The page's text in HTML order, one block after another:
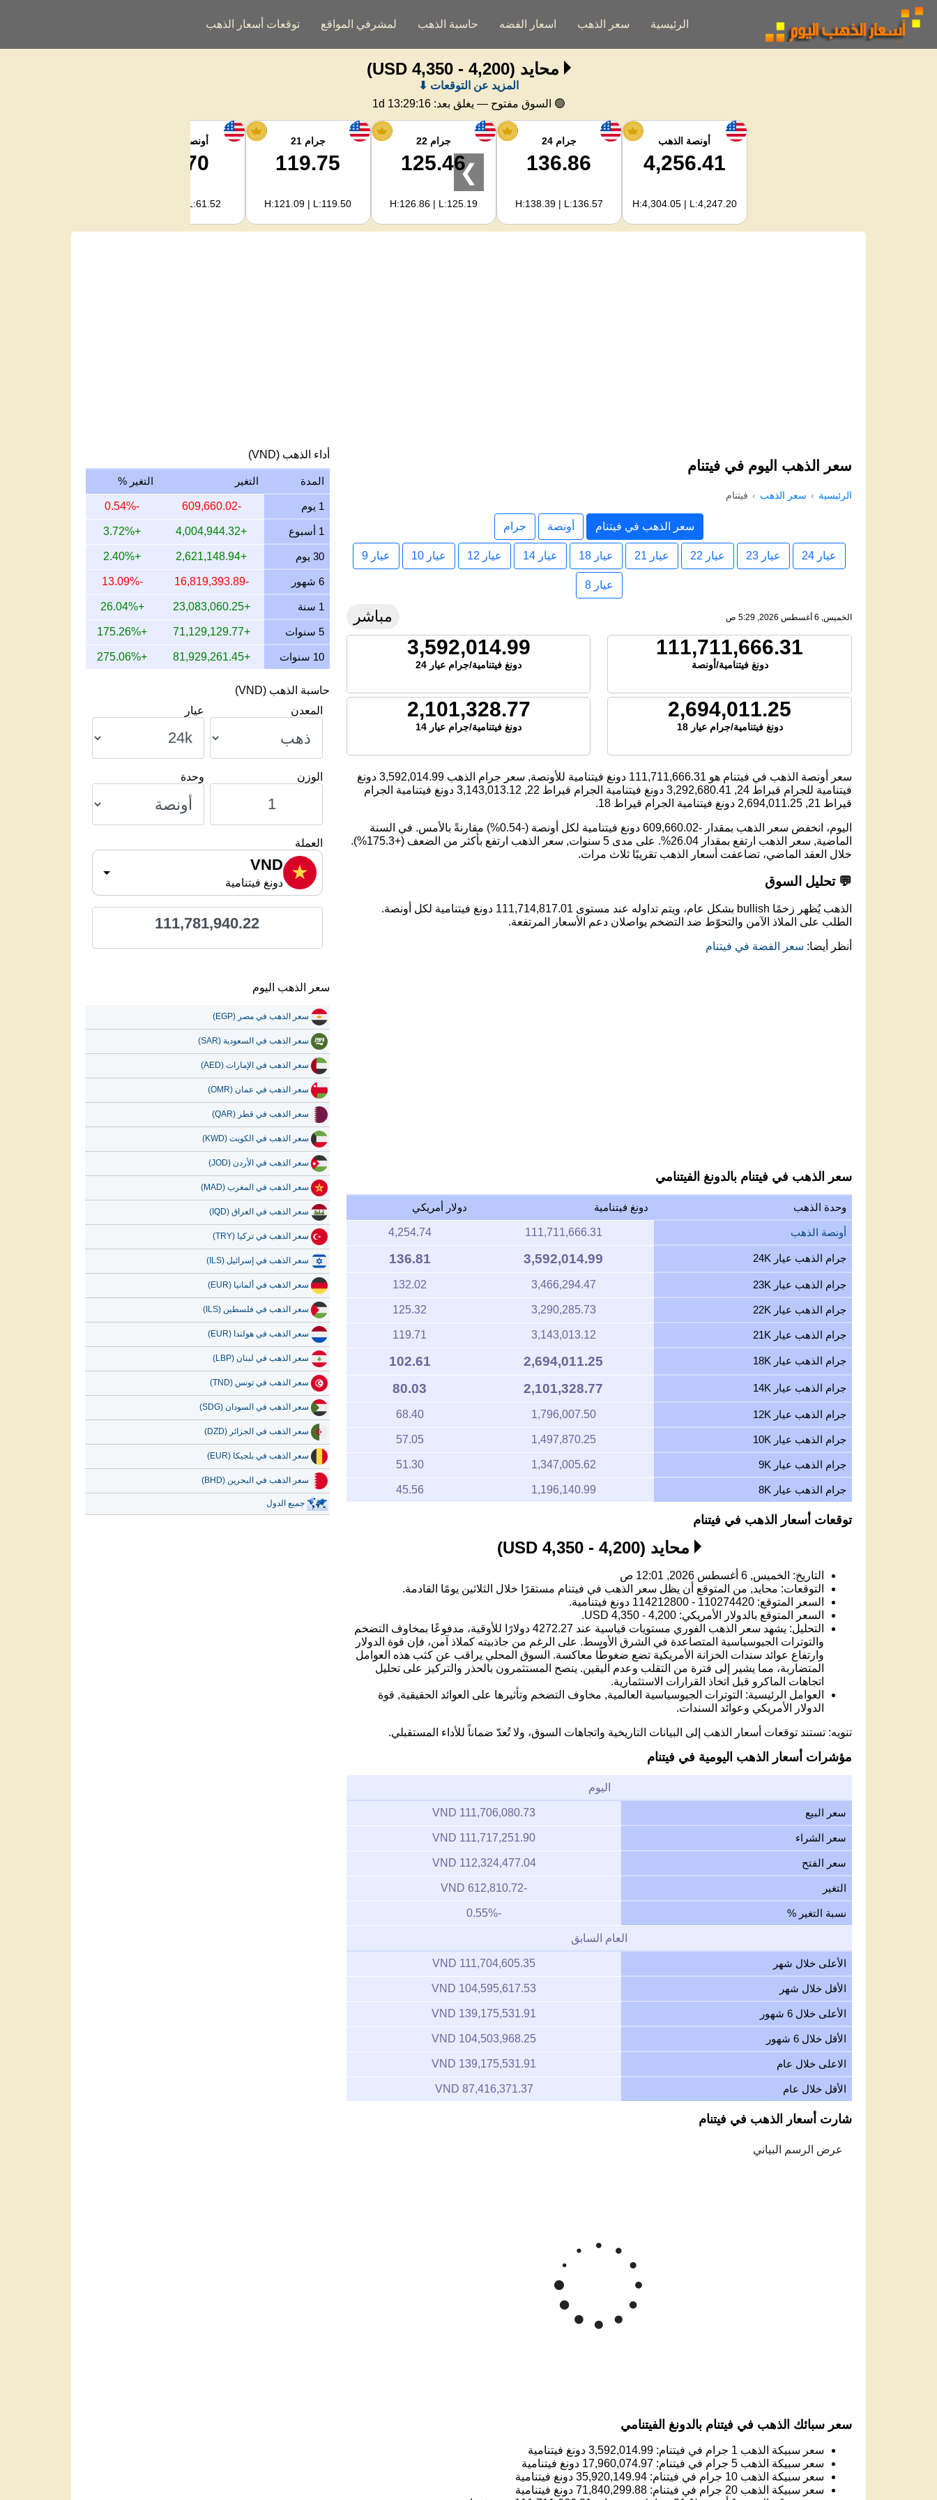
الرئيسية سعر الذهب اسعار الفضه حاسبة الذهب لمشرفي المواقع توقعات أسعار الذهب
محايد (4,200 - 4,350 USD)
المزيد عن التوقعات ⬇
🟢 السوق مفتوح — يغلق بعد: 1d 13:29:15
أونصة الذهب
4,256.41
H:4,304.05 | L:4,247.20
جرام 24
136.86
H:138.39 | L:136.57
جرام 22
125.46
H:126.86 | L:125.19
جرام 21
119.75
H:121.09 | L:119.50
أونصة الفضة
61.70
H:62.89 | L:61.52
❯
سعر الذهب اليوم في فيتنام
الرئيسية سعر الذهب فيتنام
سعر الذهب في فيتنام أونصة جرام
عيار 24 عيار 23 عيار 22 عيار 21 عيار 18 عيار 14 عيار 12 عيار 10 عيار 9
عيار 8
الخميس, 6 أغسطس 2026, 5:29 ص مباشر
111,711,666.31
دونغ فيتنامية/أونصة
3,592,014.99
دونغ فيتنامية/جرام عيار 24
2,694,011.25
دونغ فيتنامية/جرام عيار 18
2,101,328.77
دونغ فيتنامية/جرام عيار 14
سعر أونصة الذهب في فيتنام هو 111,711,666.31 دونغ فيتنامية للأونصة, سعر جرام الذهب 3,592,014.99 دونغ
فيتنامية للجرام قيراط 24,
3,292,680.41 دونغ فيتنامية الجرام قيراط 22, 3,143,013.12 دونغ فيتنامية الجرام
قيراط 21,
2,694,011.25 دونغ فيتنامية الجرام قيراط 18.
اليوم، انخفض سعر الذهب بمقدار -609,660.02 دونغ فيتنامية لكل أونصة (-0.54%) مقارنةً بالأمس. في السنة
الماضية, سعر الذهب ارتفع بمقدار 26.04%. على مدى 5 سنوات, سعر الذهب ارتفع بأكثر من الضعف (+175.3%).
خلال العقد الماضي، تضاعفت أسعار الذهب تقريبًا ثلاث مرات.
💬 تحليل السوق
الذهب يُظهر زخمًا bullish بشكل عام، ويتم تداوله عند مستوى 111,714,817.01 دونغ فيتنامية لكل أونصة.
الطلب على الملاذ الآمن والتحوّط ضد التضخم يواصلان دعم الأسعار المرتفعة.
أنظر أيضا: سعر الفضة في فيتنام
سعر الذهب في فيتنام بالدونغ الفيتنامي
وحدة الذهب دونغ فيتنامية دولار أمريكي
أونصة الذهب 111,711,666.31
4,254.74
جرام الذهب عيار 24K 3,592,014.99
136.81
جرام الذهب عيار 23K 3,466,294.47
132.02
جرام الذهب عيار 22K 3,290,285.73
125.32
جرام الذهب عيار 21K 3,143,013.12
119.71
جرام الذهب عيار 18K 2,694,011.25
102.61
جرام الذهب عيار 14K 2,101,328.77
80.03
جرام الذهب عيار 12K 1,796,007.50
68.40
جرام الذهب عيار 10K 1,497,870.25
57.05
جرام الذهب عيار 9K 1,347,005.62
51.30
جرام الذهب عيار 8K 1,196,140.99
45.56
توقعات أسعار الذهب في فيتنام
محايد (4,200 - 4,350 USD)
التاريخ: الخميس, 6 أغسطس 2026, 12:01 ص
التوقعات: محايد, من المتوقع أن يظل سعر الذهب في فيتنام مستقرًا خلال الثلاثين يومًا القادمة.
السعر المتوقع: 110274420 - 114212800 دونغ فيتنامية.
السعر المتوقع بالدولار الأمريكي: 4,200 - 4,350 USD.
التحليل: يشهد سعر الذهب الفوري مستويات قياسية عند 4272.27 دولارًا للأوقية، مدفوعًا بمخاوف التضخم
والتوترات الجيوسياسية المتصاعدة في الشرق الأوسط. على الرغم من جاذبيته كملاذ آمن، فإن قوة الدولار
وارتفاع عوائد سندات الخزانة الأمريكية تضع ضغوطًا معاكسة. السوق المحلي يراقب عن كثب هذه العوامل
المتضاربة، مما يشير إلى فترة من التقلب وعدم اليقين. ينصح المستثمرون بالحذر والتركيز على تحليل
اتجاهات الماكرو قبل اتخاذ القرارات الاستثمارية.
العوامل الرئيسية: التوترات الجيوسياسية العالمية, مخاوف التضخم وتأثيرها على العوائد الحقيقية, قوة
الدولار الأمريكي وعوائد السندات.
تنويه: تستند توقعات أسعار الذهب إلى البيانات التاريخية واتجاهات السوق، ولا تُعدّ ضماناً للأداء المستقبلي.
مؤشرات أسعار الذهب اليومية في فيتنام
اليوم
سعر البيع 111,706,080.73 VND
سعر الشراء 111,717,251.90 VND
سعر الفتح 112,324,477.04 VND
التغير -612,810.72 VND
نسبة التغير % -0.55%
العام السابق
الأعلى خلال شهر 111,704,605.35 VND
الأقل خلال شهر 104,595,617.53 VND
الأعلى خلال 6 شهور 139,175,531.91 VND
الأقل خلال 6 شهور 104,503,968.25 VND
الاعلى خلال عام 139,175,531.91 VND
الأقل خلال عام 87,416,371.37 VND
شارت أسعار الذهب في فيتنام
سعر الذهب دونغ فيتنامية/للأونصة
May '26
Feb 6, 2026 → Aug 6, 2026
سعر سبيكة الذهب 1 جرام في فيتنام: 3,592,014.99
سعر سبيكة الذهب 10 جرام في فيتنام:
35,920,149.94دونغ فيتنامية
سعر سبيكة الذهب 20 جرام في فيتنام:
71,840,299.88دونغ فيتنامية
سعر سبيكة الذهب 1 أونصة (31.1 جرام) في فيتنام:
111,711,666.31
سعر سبيكة الذهب 50 جرام في فيتنام:
179,600,749.70دونغ فيتنامية
أداء الذهب (VND)
المدة التغير التغير %
1 يوم -609,660.02
-0.54%
1 أسبوع +4,004,944.32
+3.72%
30 يوم +2,621,148.94
+2.40%
6 شهور -16,819,393.89
-13.09%
1 سنة +23,083,060.25
+26.04%
5 سنوات +71,129,129.77
+175.26%
10 سنوات +81,929,261.45
+275.06%
حاسبة الذهب (VND)
المعدن
عيار
الوزن وحدة
العملة
VND
دونغ فيتنامية
111,781,940.22
سعر الذهب اليوم
سعر الذهب في مصر (EGP)
سعر الذهب في السعودية (SAR)
سعر الذهب في الإمارات (AED)
سعر الذهب في عمان (OMR)
سعر الذهب في قطر (QAR)
سعر الذهب في الكويت (KWD)
سعر الذهب في الأردن (JOD)
سعر الذهب في المغرب (MAD)
سعر الذهب في العراق (IQD)
سعر الذهب في تركيا (TRY)
سعر الذهب في إسرائيل (ILS)
سعر الذهب في ألمانيا (EUR)
سعر الذهب في فلسطين (ILS)
سعر الذهب في هولندا (EUR)
سعر الذهب في لبنان (LBP)
سعر الذهب في تونس (TND)
سعر الذهب في السودان (SDG)
سعر الذهب في الجزائر (DZD)
سعر الذهب في بلجيكا (EUR)
سعر الذهب في البحرين (BHD)
جميع الدول